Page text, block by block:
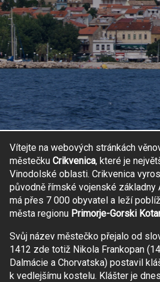
Vítejte na webových stránkách
městečku Crikvenica, které je
Vinodolské oblasti. Crikvenica
původně římské vojenské základny
má přes 7 000 obyvatel a leží
města regionu Primorje-Gorski
Svůj název městečko přejalo od
1412 zde totiž Nikola Frankopan
Dalmácie a Chorvatska) postavil
k vedlejšímu kostelu. Klášter je